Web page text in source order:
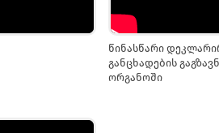
წინასწარი
განცხადების
ორგანოში